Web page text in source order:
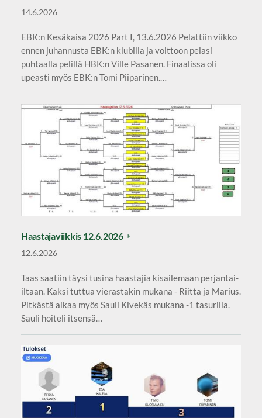
14.6.2026
EBK:n Kesäkaisa 2026 Part I, 13.6.2026 Pelattiin viikko
ennen juhannusta EBK:n klubilla ja voittoon pelasi
puhtaalla pelillä HBK:n Ville Pasanen. Finaalissa oli
upeasti myös EBK:n Tomi Piiparinen.…
Haastajaviikkis 12.6.2026
12.6.2026
Taas saatiin täysi tusina haastajia kisailemaan perjantai-
iltaan. Kaksi tuttua vierastakin mukana - Riitta ja Marius.
Pitkästä aikaa myös Sauli Kivekäs mukana -1 tasurilla.
Sauli hoiteli itsensä…